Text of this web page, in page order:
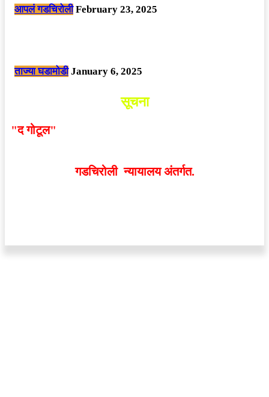
आपलं गडचिरोली February 23, 2025
ताज्या घडामोडी January 6, 2025
सूचना
"द गोटूल"
गडचिरोली न्यायालय अंतर्गत.